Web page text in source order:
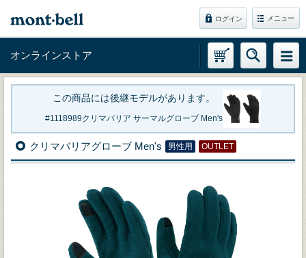
ログイン メニュー
オンラインストア
この商品には後継モデルがあります。
1118989クリマバリア サーマルグローブ Men's
クリマバリアグローブ Men's 男性用 OUTLET